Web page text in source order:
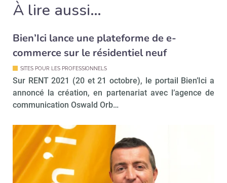
À lire aussi…
Bien’Ici lance une plateforme de e-
commerce sur le résidentiel neuf
SITES POUR LES PROFESSIONNELS
Sur RENT 2021 (20 et 21 octobre), le portail Bien’Ici a
annoncé la création, en partenariat avec l’agence de
communication Oswald Orb…
Valider
Non merci, je reçois déjà